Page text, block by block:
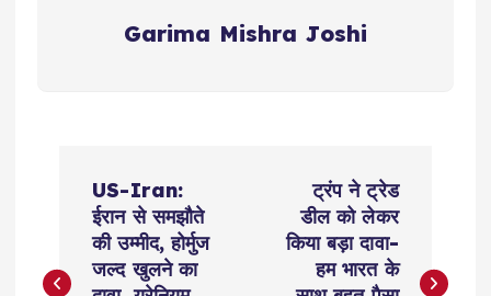
Garima Mishra Joshi
s
US-Iran:
ईरान से समझौते
की उम्मीद, होर्मुज
जल्द खुलने का
ट्रंप ने ट्रेड
डील को लेकर
किया बड़ा दावा-
हम भारत के